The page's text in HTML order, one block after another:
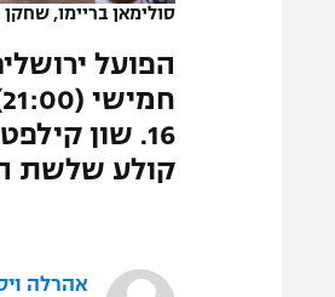
סולימאן בריימו,
הפועל
16. שון
קולע שלשת
אהרלה